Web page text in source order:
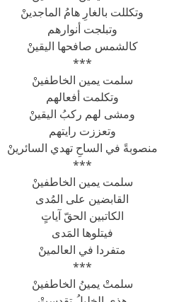
وتكللت بالغارِ هامُ الماجدينْ
وتبلجت أنوارهم
كالشمس صافحها اليقينْ
***
سلمت يمين الخاطفينْ
وتكلمت أفعالهم
ومشى لهم ركبُ اليقينْ
وتعززت رايتهم
منصوبةً في الساحِ تهدي السائرينْ
***
سلمت يمين الخاطفينْ
القابضين على المُدى
الكاتبين الحقّ آياتٍ
فيتلوها المَدى
متفردا في العالمينْ
***
سلمتْ يمينُ الخاطفينْ